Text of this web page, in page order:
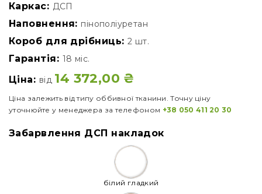
Каркас: ДСП
Наповнення: пінополіуретан
Короб для дрібниць: 2 шт.
Гарантія: 18 міс.
Ціна: від 14 372,00 ₴
Ціна залежить від типу оббивної тканини. Точну ціну
уточнюйте у менеджера за телефоном +38 050 411 20 30
Забарвлення ДСП накладок
білий гладкий